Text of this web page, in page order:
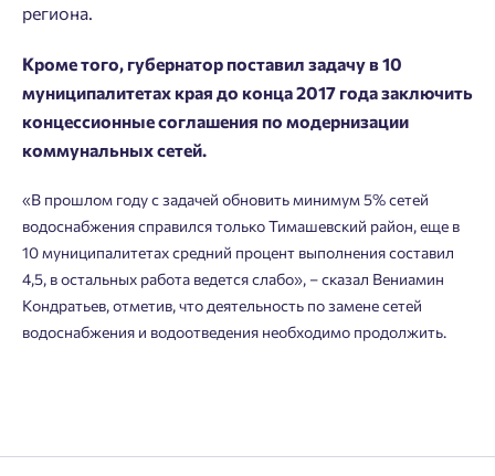
региона.
Кроме того, губернатор поставил задачу в 10
муниципалитетах края до конца 2017 года заключить
концессионные соглашения по модернизации
коммунальных сетей.
«В прошлом году с задачей обновить минимум 5% сетей
водоснабжения справился только Тимашевский район, еще в
10 муниципалитетах средний процент выполнения составил
4,5, в остальных работа ведется слабо», – сказал Вениамин
Кондратьев, отметив, что деятельность по замене сетей
водоснабжения и водоотведения необходимо продолжить.
перезвоним.
Имя
Телефон
Согласен на обработку персональных данных
кабинет
Добавляйте планировки в избранное
Больше никаких паролей! Введите номер
телефона, кликнув на кнопку «Войти» ниже
подтверждения.
Личный кабинет
Личный кабинет
Выбор города
Краснодар
Пермь
Екатеринбург
Владивосток
Нет времени выбирать?
Подбор квартиры за 3 минуты
Начать